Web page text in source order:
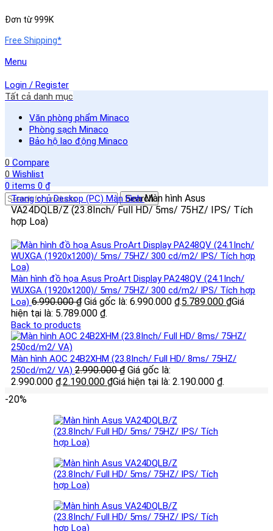
Đơn từ 999K
Free Shipping*
Menu
Login / Register
Tất cả danh mục
Văn phòng phẩm Minaco
Phòng sạch Minaco
Bảo hộ lao động Minaco
0 Compare
0 Wishlist
0items 0₫
Search
Trang chủDeskop (PC) Màn hìnhMàn hình Asus
VA24DQLB/Z (23.8Inch/ Full HD/ 5ms/ 75HZ/ IPS/ Tích
hợp Loa)
Màn hình đồ họa Asus ProArt Display PA248QV (24.1Inch/
WUXGA (1920x1200)/ 5ms/ 75HZ/ 300 cd/m2/ IPS/ Tích hợp
Loa) 6.990.000₫ Giá gốc là: 6.990.000 ₫.5.789.000 ₫Giá
hiện tại là: 5.789.000 ₫.
Back to products
Màn hình AOC 24B2XHM (23.8Inch/ Full HD/ 8ms/ 75HZ/
250cd/m2/ VA) 2.990.000₫ Giá gốc là:
2.990.000 ₫.2.190.000 ₫Giá hiện tại là: 2.190.000 ₫.
-20%